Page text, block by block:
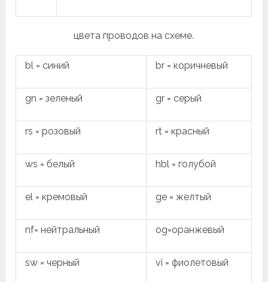
цвета проводов на схеме.
bl = синий br = коричневый
gn = зеленый gr = серый
rs = розовый rt = красный
ws = белый hbl = голубой
el = кремовый ge = желтый
nf= нейтральный og=оранжевый
sw = черный vi = фиолетовый